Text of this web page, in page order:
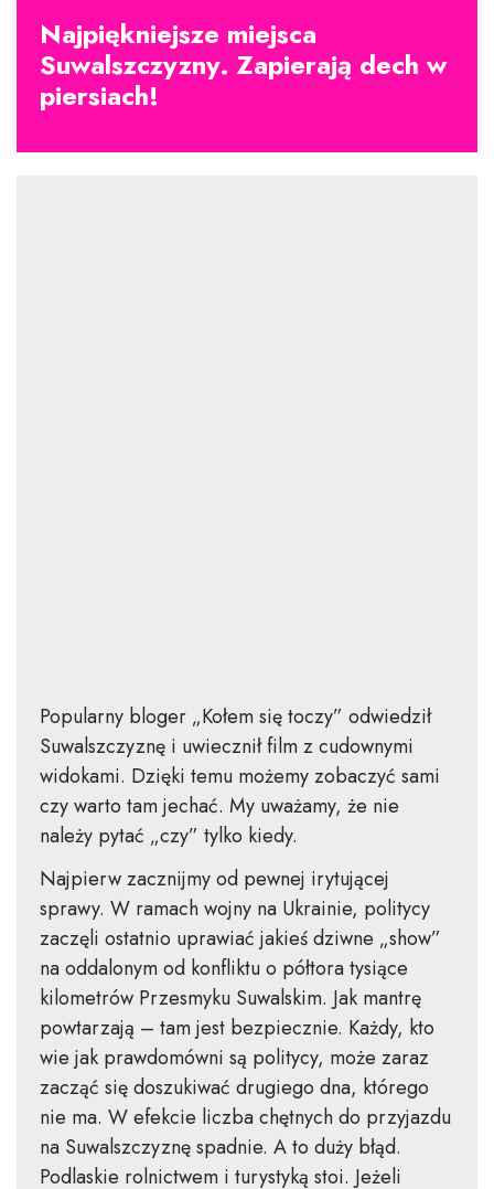
Najpiękniejsze miejsca
Suwalszczyzny. Zapierają dech w
piersiach!
Popularny bloger „Kołem się toczy” odwiedził
Suwalszczyznę i uwiecznił film z cudownymi
widokami. Dzięki temu możemy zobaczyć sami
czy warto tam jechać. My uważamy, że nie
należy pytać „czy” tylko kiedy.
Najpierw zacznijmy od pewnej irytującej
sprawy. W ramach wojny na Ukrainie, politycy
zaczęli ostatnio uprawiać jakieś dziwne „show”
na oddalonym od konfliktu o półtora tysiące
kilometrów Przesmyku Suwalskim. Jak mantrę
powtarzają – tam jest bezpiecznie. Każdy, kto
wie jak prawdomówni są politycy, może zaraz
zacząć się doszukiwać drugiego dna, którego
nie ma. W efekcie liczba chętnych do przyjazdu
na Suwalszczyznę spadnie. A to duży błąd.
Podlaskie rolnictwem i turystyką stoi. Jeżeli